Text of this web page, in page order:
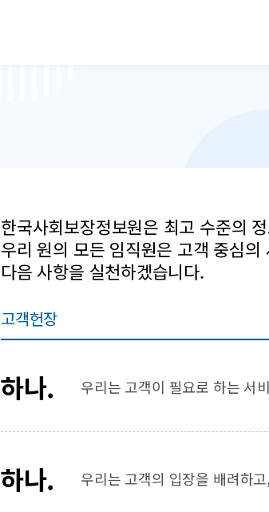
한국사회보장정보원은 최고 수준의
우리 원의 모든 임직원은 고객 중심
다음 사항을 실천하겠습니다.
고객헌장
하나. 우리는 고객이 필요로 하는 서
하나. 우리는 고객의 입장을 배려하